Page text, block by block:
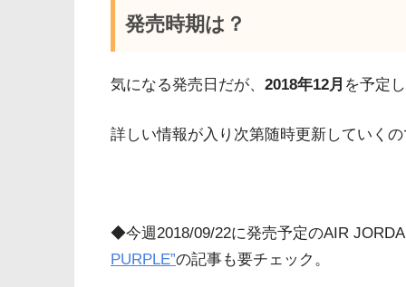
発売時期は？
気になる発売日だが、 2018年12月 を予定
詳しい情報が入り次第随時更新していく
◆今週2018/09/22に発売予定のAIR
PURPLE”の記事も要チェック。